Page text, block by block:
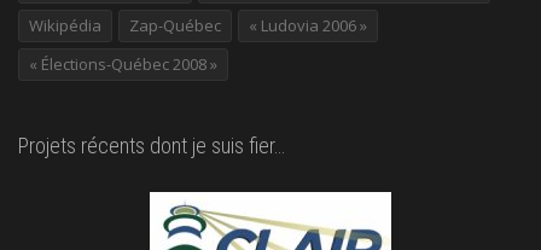
Wikipédia
Zap-Québec
« Ludovia 2006 »
« Élections-Québec 2008 »
Projets récents dont je suis fier…